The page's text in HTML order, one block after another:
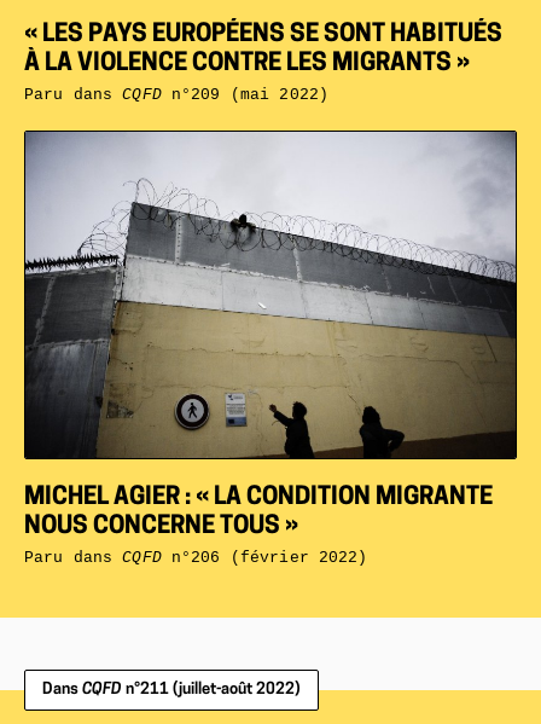
MICHEL AGIER : « LA CONDITION MIGRANTE
NOUS CONCERNE TOUS »
Paru dansCQFDn°206 (février 2022)
« LES PAYS EUROPÉENS SE SONT HABITUÉS
À LA VIOLENCE CONTRE LES MIGRANTS »
Paru dansCQFDn°209 (mai 2022)
Dans CQFD n°211 (juillet-août 2022)